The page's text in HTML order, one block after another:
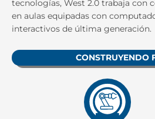
tecnologías, West 2.0 trabaja con
en aulas equipadas con
interactivos de última generación.
CONSTRUYENDO